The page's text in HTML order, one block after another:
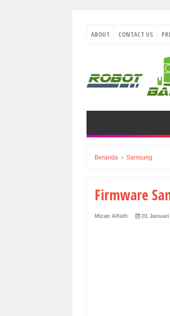
ABOUT CONTACT US
Beranda › Samsung
Firmware
Mizan Alfath 01 Januari